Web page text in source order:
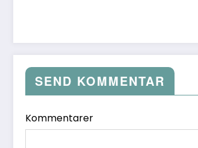
SEND KOMMENTAR
Kommentarer